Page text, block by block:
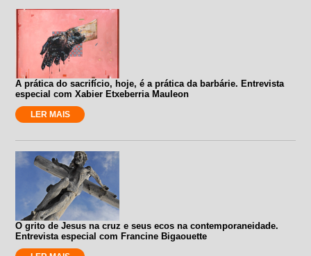
A prática do sacrifício, hoje, é a prática da barbárie. Entrevista
especial com Xabier Etxeberria Mauleon
LER MAIS
O grito de Jesus na cruz e seus ecos na contemporaneidade.
Entrevista especial com Francine Bigaouette